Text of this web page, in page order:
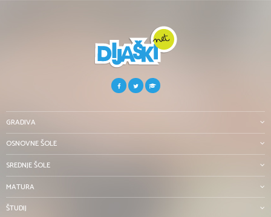
GRADIVA
OSNOVNE ŠOLE
SREDNJE ŠOLE
MATURA
ŠTUDIJ